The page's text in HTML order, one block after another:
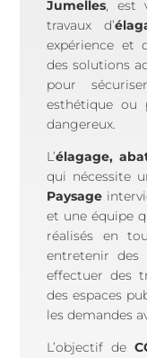
Jumelles, est
travaux d’
expérience et
des solutions
pour
esthétique ou
dangereux.
L’élagage,
qui nécessite
Paysage
et une équipe
réalisés en
entretenir
effectuer des
des espaces
les demandes
L’objectif de